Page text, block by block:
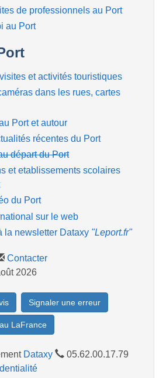
de professionnels au Port
au Port
et activités touristiques
dans les rues, cartes
Port et autour
récentes du Port
départ du Port
et etablissements scolaires
du Port
sur le web
la newsletter Dataxy "Leport.fr"
Contacter
2026
Signaler une erreur
LaFrance
Dataxy
05.62.00.17.79